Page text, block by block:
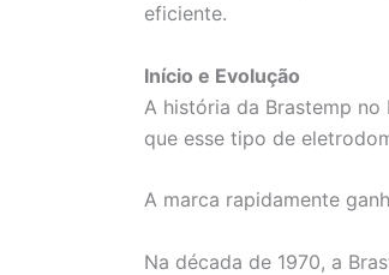
eficiente.
Início e Evolução
A história da Brastemp
que esse tipo de
A marca rapidamente
Na década de 1970, a